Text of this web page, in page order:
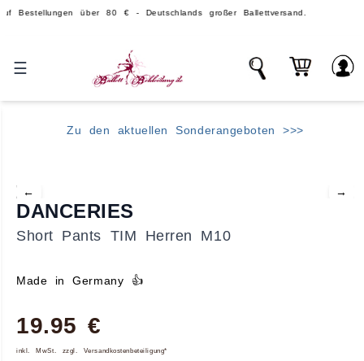
über 80 € - Deutschlands großer Ballettversand.
☰
Zu den aktuellen Sonderangeboten >>>
← →
DANCERIES
Short Pants TIM Herren M10
Made in Germany 👍
19.95 €
inkl. MwSt. zzgl. Versandkostenbeteiligung*